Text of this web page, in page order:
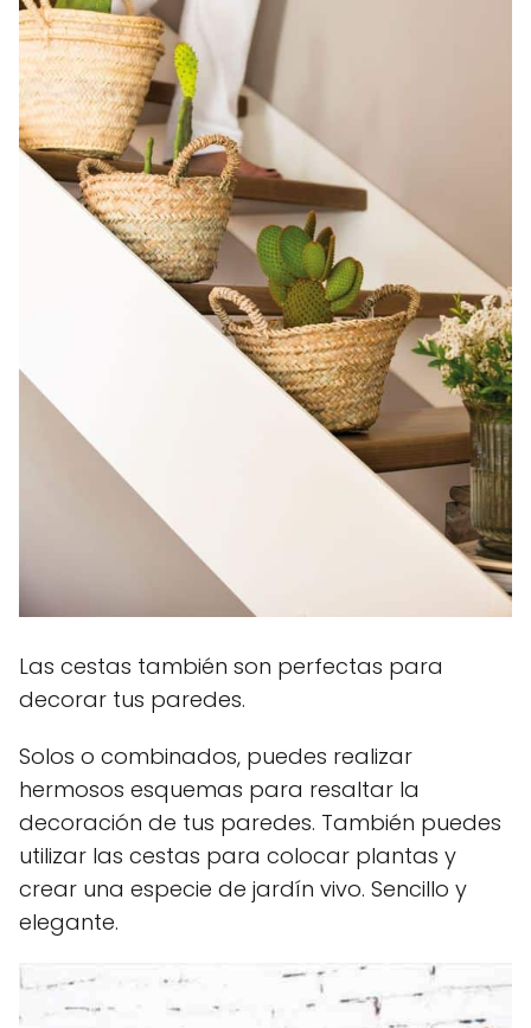
Las cestas también son perfectas para
decorar tus paredes.
Solos o combinados, puedes realizar
hermosos esquemas para resaltar la
decoración de tus paredes. También puedes
utilizar las cestas para colocar plantas y
crear una especie de jardín vivo. Sencillo y
elegante.